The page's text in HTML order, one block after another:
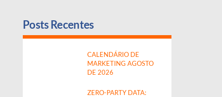
Posts Recentes
CALENDÁRIO DE
MARKETING AGOSTO
DE 2026
ZERO-PARTY DATA: